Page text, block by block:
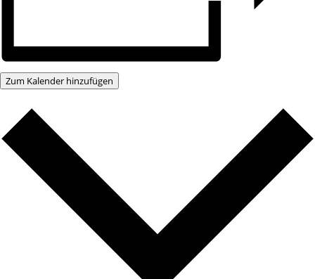
Zum Kalender hinzufügen